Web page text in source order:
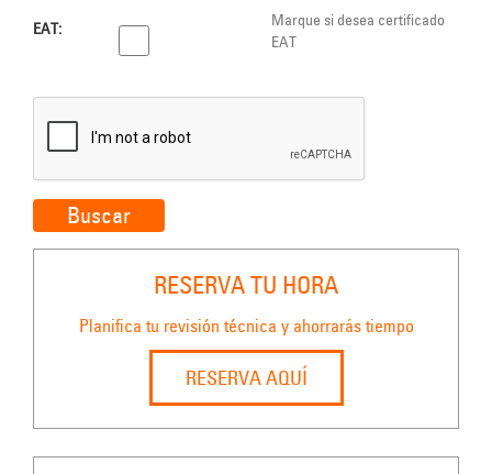
EAT:
Marque si desea certificado
EAT
Buscar
RESERVA TU HORA
Planifica tu revisión técnica y ahorrarás tiempo
RESERVA AQUÍ